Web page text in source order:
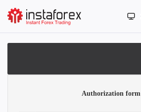
Authorization form